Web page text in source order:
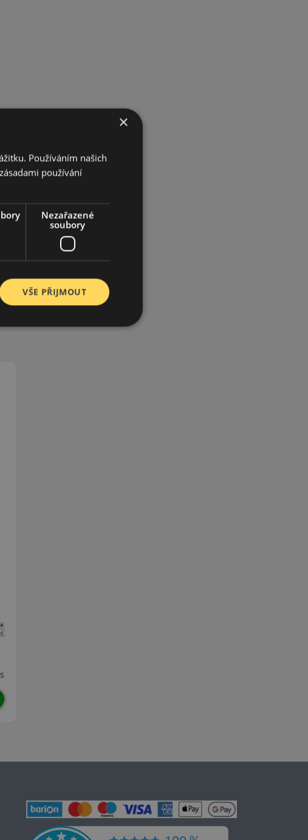
×
Používáním našich
používání
Nezařazené
soubory
VŠE PŘIJMOUT